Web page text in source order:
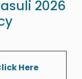
2026
Here